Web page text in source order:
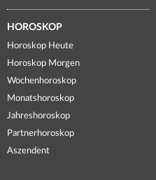
HOROSKOP
Horoskop Heute
Horoskop Morgen
Wochenhoroskop
Monatshoroskop
Jahreshoroskop
Partnerhoroskop
Aszendent